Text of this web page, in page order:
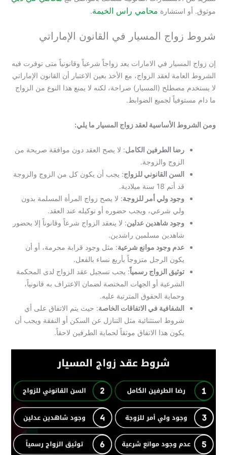
استشارةمحامي راس الخيمة.
المسيار في القانون الإماراتي
في الامارات يعد زواجاً شرعياً وقانونياً متى توفرت فيه
لعقد الزواج، مع الأخذ بعين الاعتبار أن القانون الإماراتي
مصطلح (المسيار) صراحة، لكنه لا يمنع هذا النوع من الزواج
لجميع الضوابط.
الأساسية لعقد زواج المسيار ما يلي:
رضا الطرفين الكامل: لا يصح العقد دون موافقة صريحة من
الزوج والزوجة.
السن القانوني للزواج: يجب أن يكون كل من الزوج والزوجة
وجود ولي أمر للزوجة: لا يصح زواج المرأة المسلمة بدون
ولي شرعي، ويجب حضوره أو توكيله عند العقد.
وجود شاهدين عدلين: لا ينعقد الزواج شرعاً وقانوناً إلا بحضور
شاهدين مسلمين راشدين.
عدم وجود موانع شرعية: مثل وجود قرابة محرمة، أو أن
يكون الرجل متزوجاً بأربع نساء بالفعل.
توثيق الزواج رسمياً : يجب تسجيل عقد الزواج لدى المحكمة
الشرعية أو الجهات المختصة لضمان الاعتراف به قانونياً،
وحماية الحقوق المترتبة عليه.
الشفافية في الاتفاقات الخاصة: حيث يتم الاتفاق على أي
شروط استثنائية مثل التنازل عن السكن أو النفقة ويجب أن
يكون هذا الاتفاق موثقاً لحماية الطرفين لاحقاً.